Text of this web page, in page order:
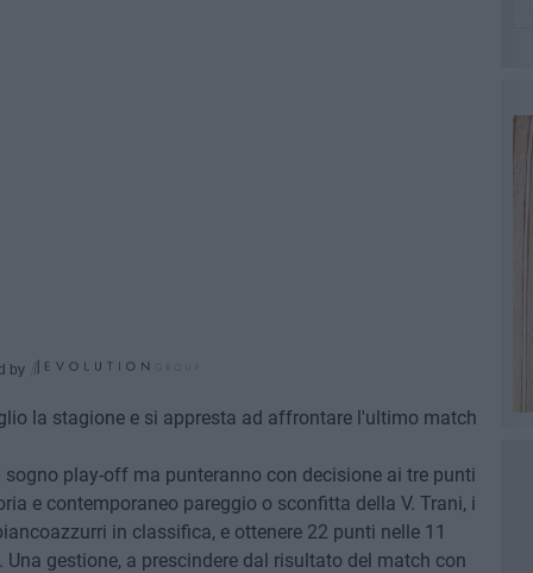
by
la stagione e si appresta ad affrontare l'ultimo match
play-off ma punteranno con decisione ai tre punti
e contemporaneo pareggio o sconfitta della V. Trani, i
in classifica, e ottenere 22 punti nelle 11
gestione, a prescindere dal risultato del match con